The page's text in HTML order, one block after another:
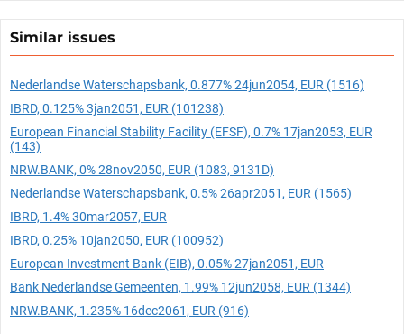
Similar issues
Nederlandse Waterschapsbank, 0.877% 24jun2054, EUR (1516)
IBRD, 0.125% 3jan2051, EUR (101238)
European Financial Stability Facility (EFSF), 0.7% 17jan2053, EUR
(143)
NRW.BANK, 0% 28nov2050, EUR (1083, 9131D)
Nederlandse Waterschapsbank, 0.5% 26apr2051, EUR (1565)
IBRD, 1.4% 30mar2057, EUR
IBRD, 0.25% 10jan2050, EUR (100952)
European Investment Bank (EIB), 0.05% 27jan2051, EUR
Bank Nederlandse Gemeenten, 1.99% 12jun2058, EUR (1344)
NRW.BANK, 1.235% 16dec2061, EUR (916)